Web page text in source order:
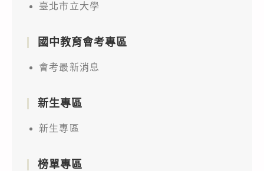
臺北市立大學
國中教育會考專區
會考最新消息
新生專區
新生專區
榜單專區